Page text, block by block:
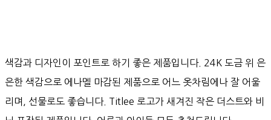
색감과 디자인이 포인트로 하기 좋은 제품입니다. 24K 도금 위 은
은한 색감으로 에나멜 마감된 제품으로 어느 옷차림에나 잘 어울
리며, 선물로도 좋습니다. Titlee 로고가 새겨진 작은 더스트와 비